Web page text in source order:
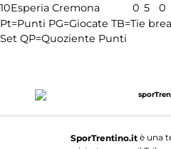
10Esperia Cremona 0 5 0
Pt=Punti PG=Giocate TB=Tie
Set QP=Quoziente Punti
SporTrentino.itè una